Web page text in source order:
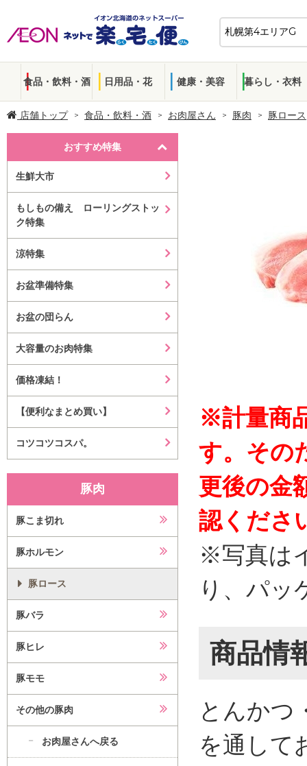
食品・飲料・酒 日用品・花 健康・美容 暮らし・衣料
店舗トップ 食品・飲料・酒 お肉屋さん 豚肉 豚ロース
おすすめ特集
生鮮大市
もしもの備え ローリングストッ
ク特集
涼特集
お盆準備特集
お盆の団らん
大容量のお肉特集
価格凍結！
【便利なまとめ買い】
コツコツコスパ。
豚肉
豚こま切れ
豚ホルモン
豚ロース
豚バラ
豚ヒレ
豚モモ
その他の豚肉
お肉屋さんへ戻る
※計量商
す。その
更後の金
認くださ
※写真は
り、パッ
商品情
とんかつ
を通して